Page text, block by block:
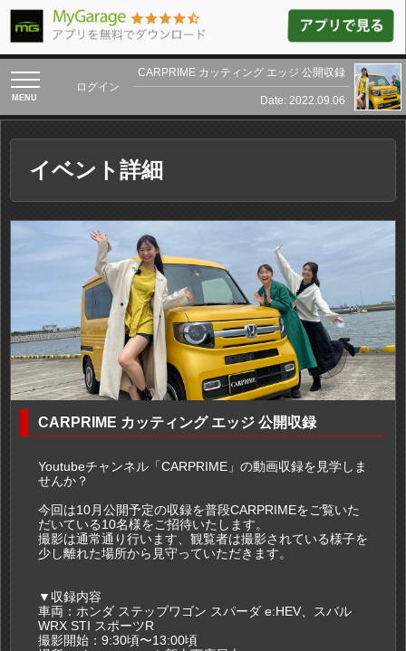
toggle
navigation ログイン
CARPRIME カッティング エッジ 公開収録
Date: 2022.09.06
イベント詳細
CARPRIME カッティング エッジ 公開収録
Youtubeチャンネル「CARPRIME」の動画収録を見学しま
せんか？
今回は10月公開予定の収録を普段CARPRIMEをご覧いた
だいている10名様をご招待いたします。
撮影は通常通り行います、観覧者は撮影されている様子を
少し離れた場所から見守っていただきます。
▼収録内容
車両：ホンダ ステップワゴン スパーダ e:HEV、スバル
WRX STI スポーツR
撮影開始：9:30頃〜13:00頃